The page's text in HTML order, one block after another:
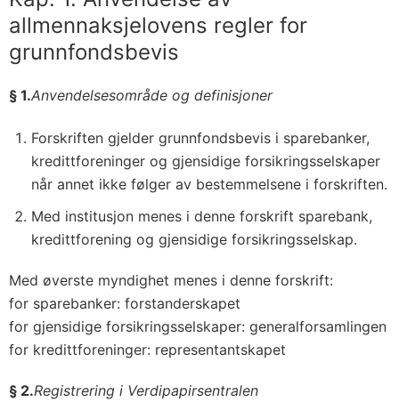
allmennaksjelovens regler for
grunnfondsbevis
§ 1.Anvendelsesområde og definisjoner
Forskriften gjelder grunnfondsbevis i sparebanker,
kredittforeninger og gjensidige forsikringsselskaper
når annet ikke følger av bestemmelsene i forskriften.
Med institusjon menes i denne forskrift sparebank,
kredittforening og gjensidige forsikringsselskap.
Med øverste myndighet menes i denne forskrift:
for sparebanker: forstanderskapet
for gjensidige forsikringsselskaper: generalforsamlingen
for kredittforeninger: representantskapet
§ 2.Registrering i Verdipapirsentralen